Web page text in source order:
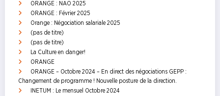
ORANGE : NAO 2025
ORANGE : Février 2025
Orange : Négociation salariale 2025
(pas de titre)
(pas de titre)
La Culture en danger!
ORANGE
ORANGE – Octobre 2024 – En direct des négociations GEPP :
Changement de programme ! Nouvelle posture de la direction.
INETUM : Le mensuel Octobre 2024